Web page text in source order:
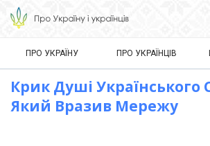
ПРО УКРАЇНУ ПРО УКРАЇНЦІВ
Крик Душі Українського
Який Вразив Мережу